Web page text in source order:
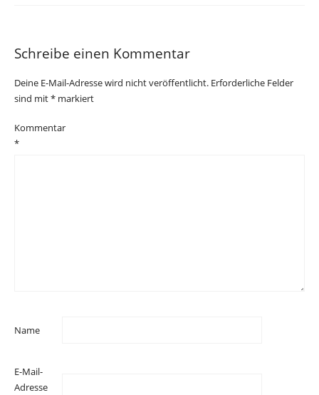
Schreibe einen Kommentar
Deine E-Mail-Adresse wird nicht veröffentlicht. Erforderliche Felder
sind mit* markiert
Kommentar
*
Name
E-Mail-
Adresse